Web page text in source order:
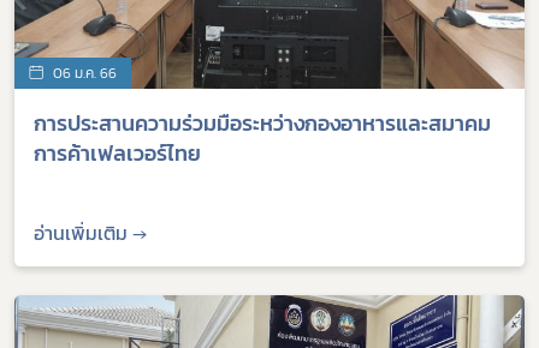
06 ม.ค. 66
การประสานความร่วมมือระหว่างกองอาหารและสมาคม
การค้าเฟลเวอร์ไทย
อ่านเพิ่มเติม →